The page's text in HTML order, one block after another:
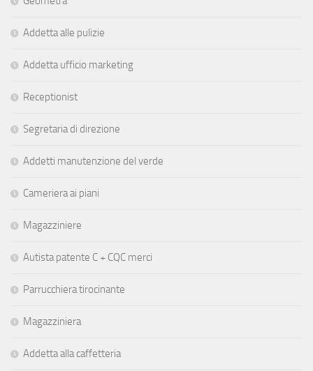
Addetta alle pulizie
Addetta ufficio marketing
Receptionist
Segretaria di direzione
Addetti manutenzione del verde
Cameriera ai piani
Magazziniere
Autista patente C + CQC merci
Parrucchiera tirocinante
Magazziniera
Addetta alla caffetteria